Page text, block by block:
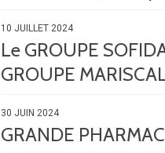
10 JUILLET 2024
Le GROUPE
GROUPE
30 JUIN 2024
GRANDE